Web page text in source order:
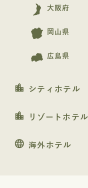
大阪府
岡山県
広島県
location_city シティホテル
location_city リゾートホテル
language 海外ホテル